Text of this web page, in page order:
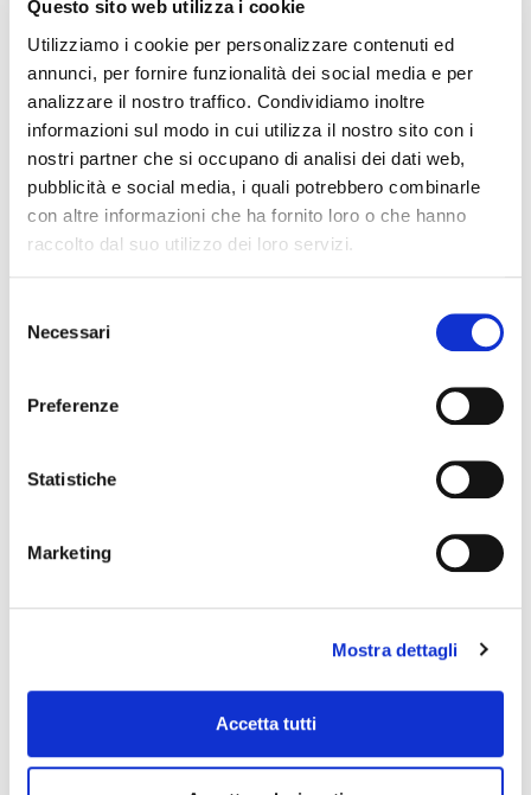
Questo sito web utilizza i cookie
Utilizziamo i cookie per personalizzare contenuti ed
annunci, per fornire funzionalità dei social media e per
analizzare il nostro traffico. Condividiamo inoltre
informazioni sul modo in cui utilizza il nostro sito con i
nostri partner che si occupano di analisi dei dati web,
pubblicità e social media, i quali potrebbero combinarle
con altre informazioni che ha fornito loro o che hanno
raccolto dal suo utilizzo dei loro servizi.
delNecessari
Preferenze
Statistiche
Marketing
Mostra dettagli
Accetta tutti
Membrana bugnata in
HDPE: protezione,
drenaggio e
ventilazione nelle
fondazioni
Se la geomembrana lavora come barriera
membrana bugnata in HDPE
drenaggio e protezione meccanica. Un
protezione delle impermeabilizzazioni di
fondazioni e muri controterra, al drenaggio
creazione di un’intercapedine tecnica che
estrusione su un cilindro formatore dotato di